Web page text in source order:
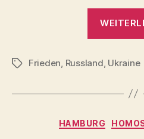
Schlagwörter
Frieden Russland Ukraine
HAMBURG